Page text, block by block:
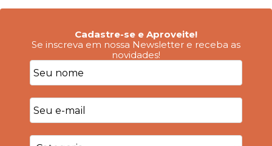
Cadastre-se e Aproveite!
Se inscreva em nossa Newsletter e receba as
novidades!